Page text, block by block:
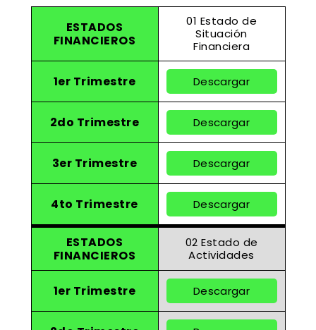
ESTADOS
FINANCIEROS
01 Estado de
Situación
Financiera
1er Trimestre Descargar
2do Trimestre Descargar
3er Trimestre Descargar
4to Trimestre Descargar
ESTADOS
FINANCIEROS
02 Estado de
Actividades
1er Trimestre Descargar